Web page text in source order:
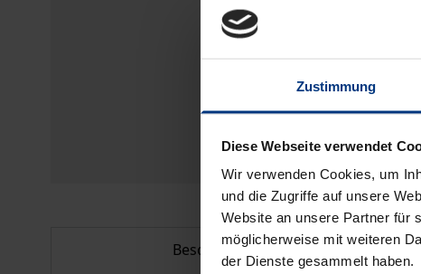
Zustimmung
Diese Webseite verwendet
Wir verwenden Cookies, um
und die Zugriffe auf unsere
Website an unsere Partner für
möglicherweise mit weiteren
der Dienste gesammelt haben.
Beschreibung